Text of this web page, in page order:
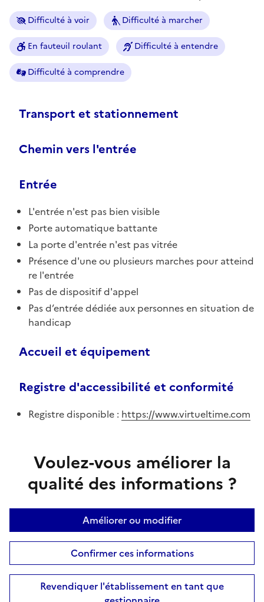
Difficulté à voir Difficulté à marcher
En fauteuil roulant Difficulté à entendre
Difficulté à comprendre
Transport et stationnement
Chemin vers l'entrée
Entrée
L'entrée n'est pas bien visible
Porte automatique battante
La porte d'entrée n'est pas vitrée
Présence d'une ou plusieurs marches pour atteind
re l'entrée
Pas de dispositif d'appel
Pas d’entrée dédiée aux personnes en situation de
handicap
Accueil et équipement
Registre d'accessibilité et conformité
Registre disponible : https://www.virtueltime.com
Voulez-vous améliorer la
qualité des informations ?
Améliorer ou modifier
Confirmer ces informations
Revendiquer l'établissement en tant que